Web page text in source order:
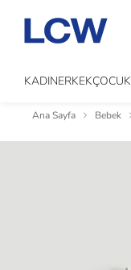
KADINERKEKÇOCUK
Ana Sayfa Bebek